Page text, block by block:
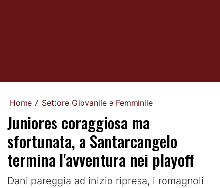
Home / Settore Giovanile e Femminile
Juniores coraggiosa ma
sfortunata, a Santarcangelo
termina l'avventura nei playoff
Dani pareggia ad inizio ripresa, i romagnoli